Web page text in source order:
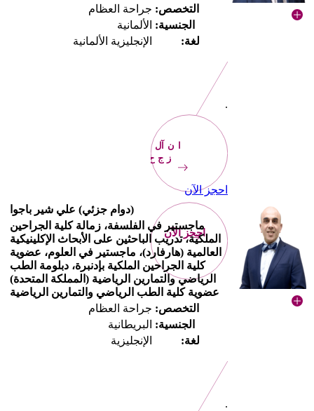
التخصص: جراحة العظام
الجنسية: الألمانية
لغة:
الإنجليزية الألمانية
.
احجز
الآن
احجز الآن
احجز الآن
(دوام جزئي) علي شير باجوا
ماجستير في الفلسفة، زمالة كلية الجراحين
الملكية، تدريب الباحثين على الأبحاث الإكلينيكية
العالمية (هارفارد)، ماجستير في العلوم، عضوية
كلية الجراحين الملكية بإدنبرة، دبلومة الطب
الرياضي والتمارين الرياضية (المملكة المتحدة)
عضوية كلية الطب الرياضي والتمارين الرياضية
التخصص: جراحة العظام
الجنسية: البريطانية
لغة:
الإنجليزية
.